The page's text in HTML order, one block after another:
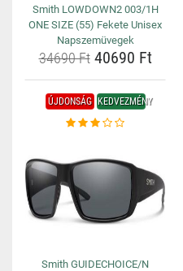
Smith LOWDOWN2 003/1H
ONE SIZE (55) Fekete Unisex
Napszemüvegek
34690 Ft40690 Ft
ÚJDONSÁG KEDVEZMÉNY
Smith GUIDECHOICE/N